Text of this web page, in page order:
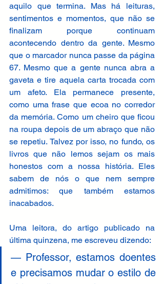
aquilo que termina. Mas há leituras,
sentimentos e momentos, que não se
finalizam porque continuam
acontecendo dentro da gente. Mesmo
que o marcador nunca passe da página
67. Mesmo que a gente nunca abra a
gaveta e tire aquela carta trocada com
um afeto. Ela permanece presente,
como uma frase que ecoa no corredor
da memória. Como um cheiro que ficou
na roupa depois de um abraço que não
se repetiu. Talvez por isso, no fundo, os
livros que não lemos sejam os mais
honestos com a nossa história. Eles
sabem de nós o que nem sempre
admitimos: que também estamos
inacabados.
Uma leitora, do artigo publicado na
última quinzena, me escreveu dizendo:
— Professor, estamos doentes
e precisamos mudar o estilo de